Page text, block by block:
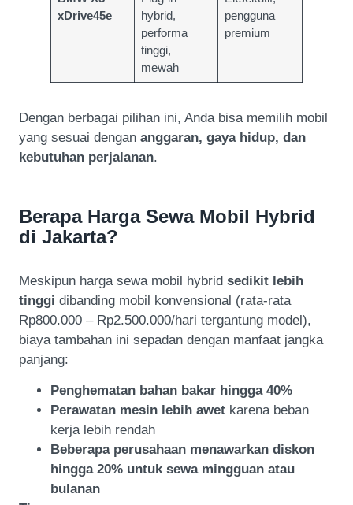
xDrive45e
hybrid,
performa
tinggi,
mewah
pengguna
premium
Dengan berbagai pilihan ini, Anda bisa memilih mobil
yang sesuai dengan anggaran, gaya hidup, dan
kebutuhan perjalanan.
Berapa Harga Sewa Mobil Hybrid
di Jakarta?
Meskipun harga sewa mobil hybrid sedikit lebih
tinggi dibanding mobil konvensional (rata-rata
Rp800.000 – Rp2.500.000/hari tergantung model),
biaya tambahan ini sepadan dengan manfaat jangka
panjang:
Penghematan bahan bakar hingga 40%
Perawatan mesin lebih awet karena beban
kerja lebih rendah
Beberapa perusahaan menawarkan diskon
hingga 20% untuk sewa mingguan atau
bulanan